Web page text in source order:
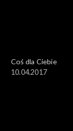
Coś dla Ciebie
10.04.2017